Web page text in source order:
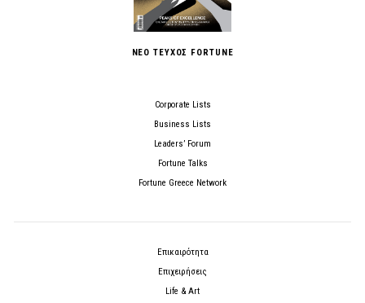
ΝΕΟ ΤΕΥΧΟΣ FORTUNE
Corporate Lists
Business Lists
Leaders’ Forum
Fortune Talks
Fortune Greece Network
Επικαιρότητα
Επιχειρήσεις
Life & Art